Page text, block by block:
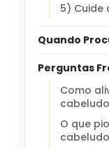
5) Cuide
Quando
Perguntas
Como
O que